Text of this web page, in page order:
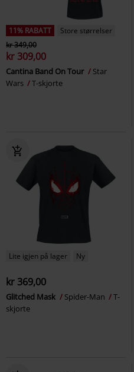
11% RABATT
Store størrelser
kr 349,00
kr 309,00
Cantina Band On Tour
Star
Wars
T-skjorte
Lite igjen på lager Ny
kr 369,00
Glitched Mask Spider-Man
T-
skjorte